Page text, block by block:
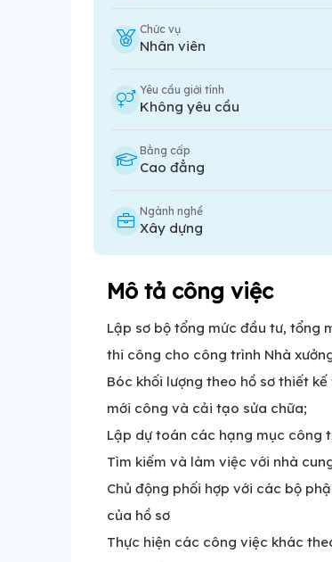
Chức vụ
Nhân viên
Yêu cầu giới tính
Không yêu cầu
Bằng cấp
Cao đẳng
Ngành nghề
Xây dựng
Mô tả công việc
Lập sơ bộ tổng mức đầu tư, tổng
thi công cho công trình Nhà
Bóc khối lượng theo hồ sơ thiết
mới công và cải tạo sửa chữa;
Lập dự toán các hạng mục công
Tìm kiếm và làm việc với nhà
Chủ động phối hợp với các bộ
của hồ sơ
Thực hiện các công việc khác